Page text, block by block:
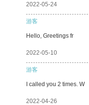
2022-05-24
游客
Hello, Greetings fr
2022-05-10
游客
I called you 2 times. W
2022-04-26